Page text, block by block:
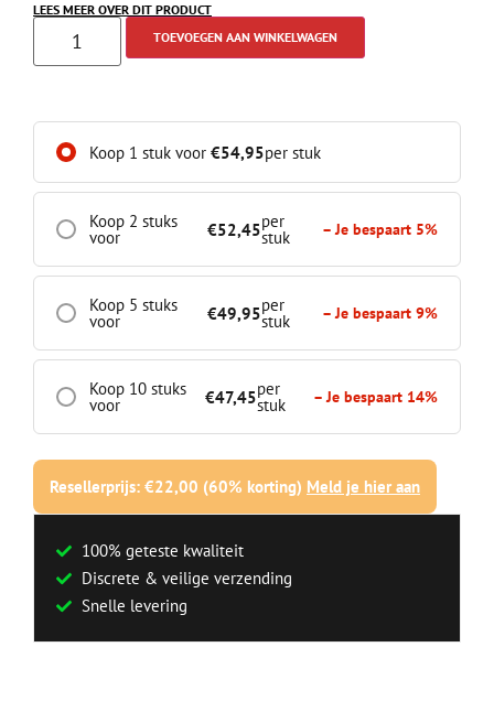
LEES MEER OVER DIT PRODUCT
TOEVOEGEN AAN WINKELWAGEN
Koop 1 stuk voor €54,95per stuk
Koop 2 stuks
voor €52,45per
stuk – Je bespaart 5%
Koop 5 stuks
voor €49,95per
stuk – Je bespaart 9%
Koop 10 stuks
voor €47,45per
stuk – Je bespaart 14%
Resellerprijs: €22,00 (60% korting) Meld je hier aan
100% geteste kwaliteit
Discrete & veilige verzending
Snelle levering